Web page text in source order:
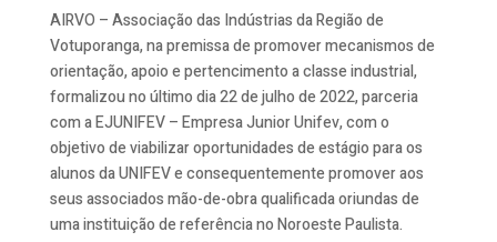
AIRVO – Associação das Indústrias da Região de
Votuporanga, na premissa de promover mecanismos de
orientação, apoio e pertencimento a classe industrial,
formalizou no último dia 22 de julho de 2022, parceria
com a EJUNIFEV – Empresa Junior Unifev, com o
objetivo de viabilizar oportunidades de estágio para os
alunos da UNIFEV e consequentemente promover aos
seus associados mão-de-obra qualificada oriundas de
uma instituição de referência no Noroeste Paulista.